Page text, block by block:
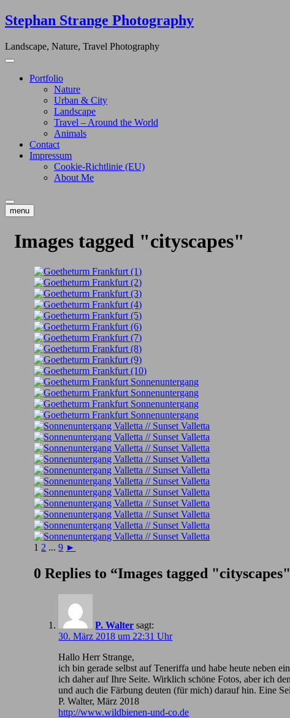
Skip
to
Stephan Strange Photography
Landscape, Nature, Travel Photography
Portfolio
Nature
Urban & City
Landscape
Travel – Around the World
Animals
Contact
Impressum
Cookie-Richtlinie (EU)
About Me
menu
Images tagged "cityscapes"
1 2 ... 9 ►
0 Replies to “Images tagged
P. Walter sagt:
30. März 2018 um 22:31 Uhr
Hallo Herr Strange,
ich bin gerade selbst auf Teneriffa und habe heute neben
ich daher auf Ihre Seite. Wirklich schöne Fotos, aber ich
und auch die Färbung deuten (für mich) darauf hin. Eine
P. Walter, März 2018
http://www.wildbienen-und-co.de